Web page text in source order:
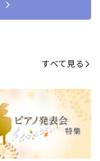
すべて見る